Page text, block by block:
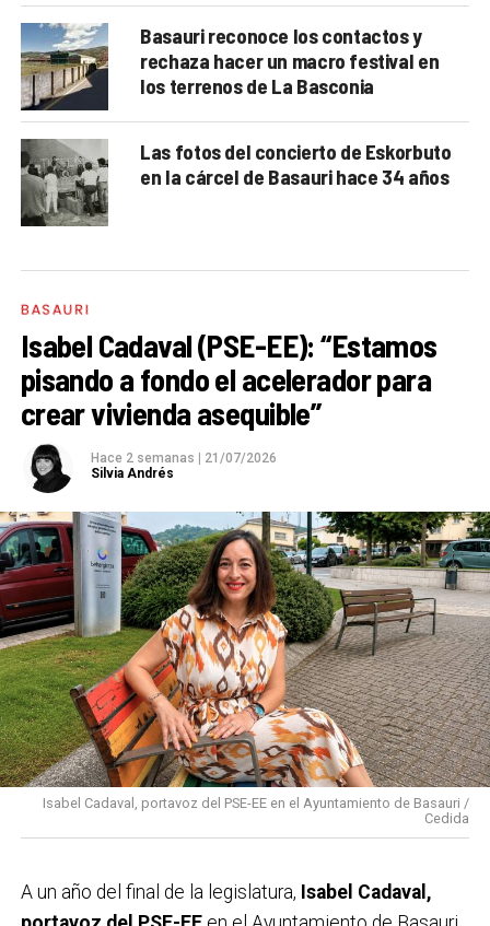
Basauri reconoce los contactos y
rechaza hacer un macro festival en
los terrenos de La Basconia
Las fotos del concierto de Eskorbuto
en la cárcel de Basauri hace 34 años
BASAURI
Isabel Cadaval (PSE-EE): “Estamos
pisando a fondo el acelerador para
crear vivienda asequible”
Hace 2 semanas
21/07/2026
Silvia Andrés
Isabel Cadaval, portavoz del PSE-EE en el Ayuntamiento de Basauri /
Cedida
A un año del final de la legislatura, Isabel Cadaval,